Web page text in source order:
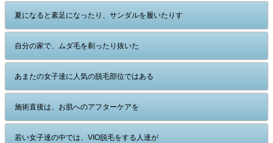
夏になると素足になったり、サンダルを履いたりす
自分の家で、ムダ毛を剃ったり抜いた
あまたの女子達に人気の脱毛部位ではある
施術直後は、お肌へのアフターケアを
若い女子達の中では、VIO脱毛をする人達が